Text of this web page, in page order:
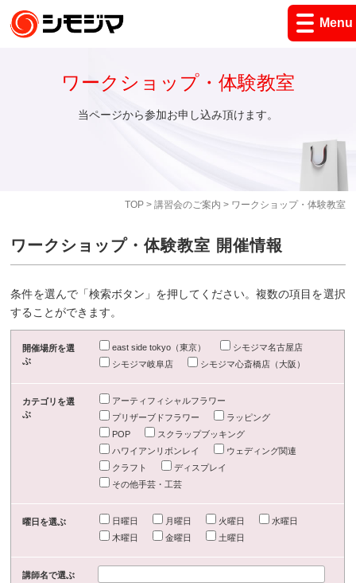
Menu
TOP> 講習会のご案内 > ワークショップ・体験教室
ワークショップ・体験教室
当ページから参加お申し込み頂けます。
ワークショップ・体験教室 開催情報
条件を選んで「検索ボタン」を押してください。複数の項目を選択
することができます。
開催場所を選
ぶ
east side tokyo（東京）
シモジマ名古屋店
シモジマ岐阜店
シモジマ心斎橋店（大阪）
カテゴリを選
ぶ
アーティフィシャルフラワー
プリザーブドフラワー
ラッピング
POP
スクラップブッキング
ハワイアンリボンレイ
ウェディング関連
クラフト
ディスプレイ
その他手芸・工芸
曜日を選ぶ 日曜日 月曜日 火曜日
水曜日
木曜日
金曜日 土曜日
講師名で選ぶ